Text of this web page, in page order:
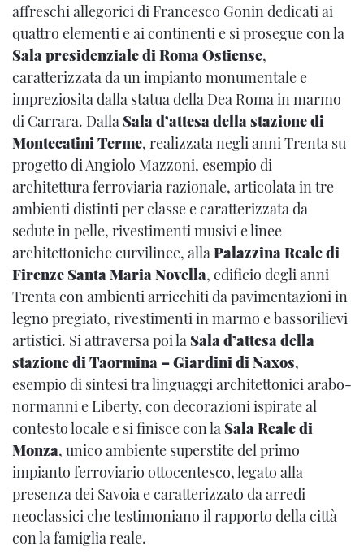
affreschi allegorici di Francesco Gonin dedicati ai
quattro elementi e ai continenti e si prosegue con la
Sala presidenziale di Roma Ostiense,
caratterizzata da un impianto monumentale e
impreziosita dalla statua della Dea Roma in marmo
di Carrara. Dalla Sala d’attesa della stazione di
Montecatini Terme, realizzata negli anni Trenta su
progetto di Angiolo Mazzoni, esempio di
architettura ferroviaria razionale, articolata in tre
ambienti distinti per classe e caratterizzata da
sedute in pelle, rivestimenti musivi e linee
architettoniche curvilinee, alla Palazzina Reale di
Firenze Santa Maria Novella, edificio degli anni
Trenta con ambienti arricchiti da pavimentazioni in
legno pregiato, rivestimenti in marmo e bassorilievi
artistici. Si attraversa poi la Sala d’attesa della
stazione di Taormina – Giardini di Naxos,
esempio di sintesi tra linguaggi architettonici arabo-
normanni e Liberty, con decorazioni ispirate al
contesto locale e si finisce con la Sala Reale di
Monza, unico ambiente superstite del primo
impianto ferroviario ottocentesco, legato alla
presenza dei Savoia e caratterizzato da arredi
neoclassici che testimoniano il rapporto della città
con la famiglia reale.